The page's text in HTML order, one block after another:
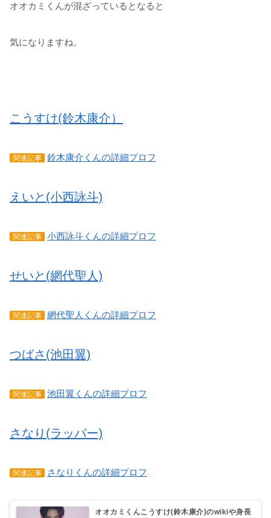
オオカミくんが混ざっているとなると
気になりますね。
こうすけ(鈴木康介）
関連記事 鈴木康介くんの詳細プロフ
えいと(小西詠斗)
関連記事 小西詠斗くんの詳細プロフ
せいと(網代聖人)
関連記事 網代聖人くんの詳細プロフ
つばさ(池田翼)
関連記事 池田翼くんの詳細プロフ
さなり(ラッパー)
関連記事 さなりくんの詳細プロフ
オオカミくんこうすけ(鈴木康介)のwikiや身長